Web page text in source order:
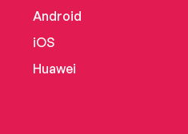
Android
iOS
Huawei